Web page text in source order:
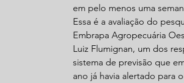
em pelo menos uma
Essa é a avaliação do
Embrapa Agropecuária
Luiz Flumignan, um dos
sistema de previsão que
ano já havia alertado para